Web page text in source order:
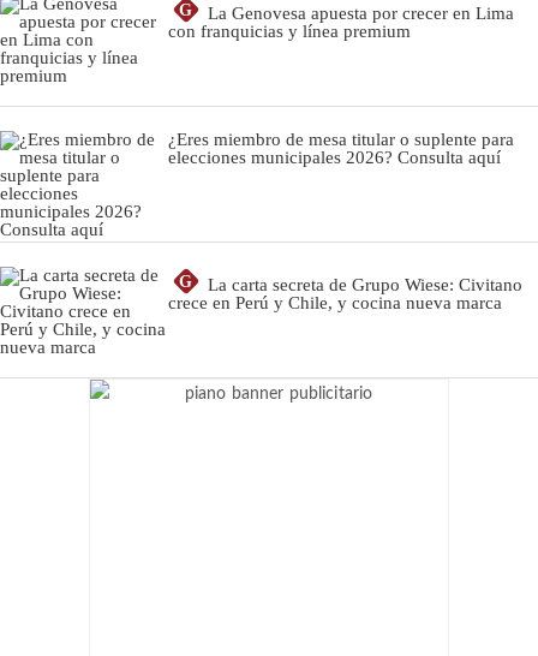
G
La Genovesa apuesta por crecer en Lima
con franquicias y línea premium
¿Eres miembro de mesa titular o suplente para
elecciones municipales 2026? Consulta aquí
G
La carta secreta de Grupo Wiese: Civitano
crece en Perú y Chile, y cocina nueva marca